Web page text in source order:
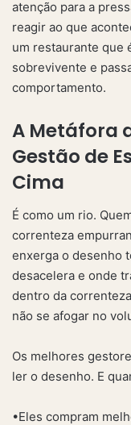
atenção para a
reagir ao que
um restaurante que
sobrevivente e
comportamento.
A Metáfora
Gestão de
Cima
É como um rio.
correnteza
enxerga o desenho
desacelera e onde
dentro da
não se afogar no
Os melhores
ler o desenho. E
•Eles compram